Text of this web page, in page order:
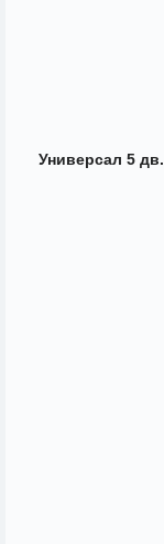
Универсал 5 дв.